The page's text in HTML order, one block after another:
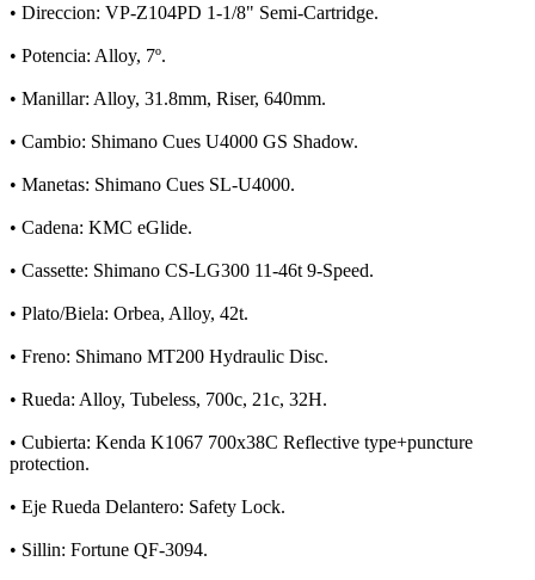
• Direccion: VP-Z104PD 1-1/8" Semi-Cartridge.
• Potencia: Alloy, 7º.
• Manillar: Alloy, 31.8mm, Riser, 640mm.
• Cambio: Shimano Cues U4000 GS Shadow.
• Manetas: Shimano Cues SL-U4000.
• Cadena: KMC eGlide.
• Cassette: Shimano CS-LG300 11-46t 9-Speed.
• Plato/Biela: Orbea, Alloy, 42t.
• Freno: Shimano MT200 Hydraulic Disc.
• Rueda: Alloy, Tubeless, 700c, 21c, 32H.
• Cubierta: Kenda K1067 700x38C Reflective type+puncture
protection.
• Eje Rueda Delantero: Safety Lock.
• Sillin: Fortune QF-3094.